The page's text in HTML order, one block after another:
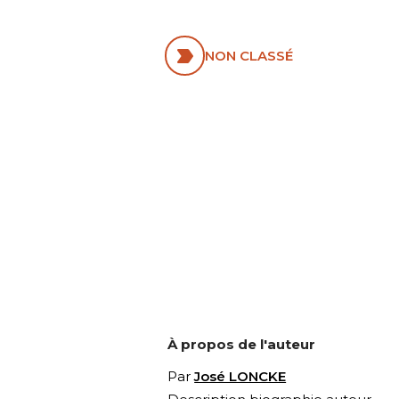
NON CLASSÉ
À propos de l'auteur
ParJosé LONCKE